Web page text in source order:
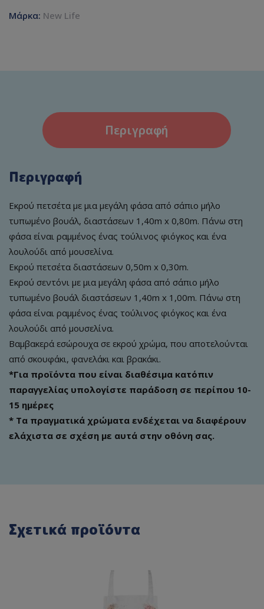
Μάρκα: New Life
Περιγραφή
Περιγραφή
Εκρού πετσέτα με μια μεγάλη φάσα από σάπιο μήλο
τυπωμένο βουάλ, διαστάσεων 1,40m x 0,80m. Πάνω στη
φάσα είναι ραμμένος ένας τούλινος φιόγκος και ένα
λουλούδι από μουσελίνα.
Εκρού πετσέτα διαστάσεων 0,50m x 0,30m.
Εκρού σεντόνι με μια μεγάλη φάσα από σάπιο μήλο
τυπωμένο βουάλ διαστάσεων 1,40m x 1,00m. Πάνω στη
φάσα είναι ραμμένος ένας τούλινος φιόγκος και ένα
λουλούδι από μουσελίνα.
Βαμβακερά εσώρουχα σε εκρού χρώμα, που αποτελούνται
από σκουφάκι, φανελάκι και βρακάκι.
*Για προϊόντα που είναι διαθέσιμα κατόπιν
παραγγελίας υπολογίστε παράδοση σε περίπου 10-
15 ημέρες
* Τα πραγματικά χρώματα ενδέχεται να διαφέρουν
ελάχιστα σε σχέση με αυτά στην οθόνη σας.
Σχετικά προϊόντα